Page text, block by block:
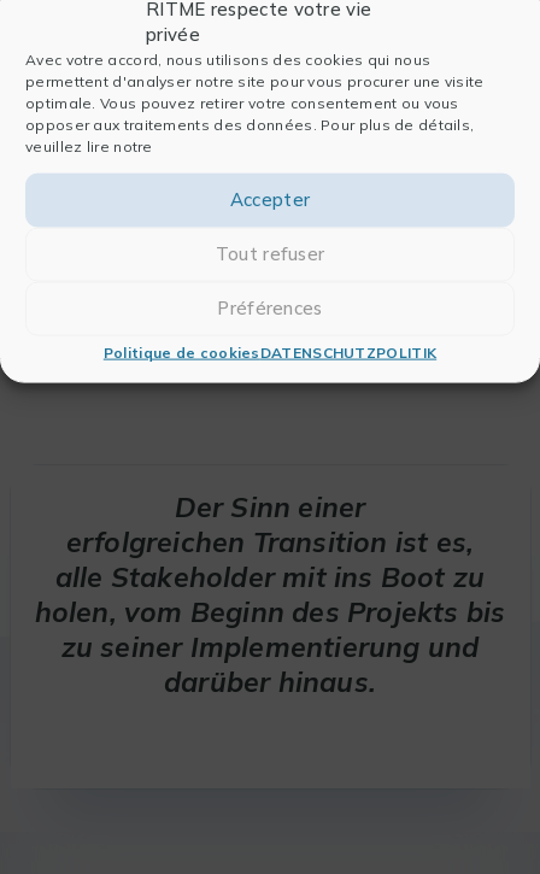
RITME respecte votre vie
privée
Avec votre accord, nous utilisons des cookies qui nous
permettent d'analyser notre site pour vous procurer une visite
optimale. Vous pouvez retirer votre consentement ou vous
opposer aux traitements des données. Pour plus de détails,
veuillez lire notre
Accepter
Tout refuser
Préférences
Politique de cookies DATENSCHUTZPOLITIK
Design Thinking
Wir haben uns natürlich für einen
Ansatz,zentriert auf die Beobachtung und das
Verständnis des Nutzers, auf die Wahrnehmung
haben, was uns erlaubt, Koordination, Zusammenarbeit
zu mobilisieren.
Der Sinn einer
erfolgreichen Transition ist es,
alle Stakeholder mit ins Boot zu
holen, vom Beginn des Projekts bis
zu seiner Implementierung und
darüber hinaus.